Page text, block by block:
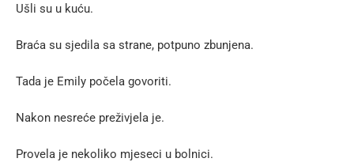
Ušli su u kuću.
Braća su sjedila sa strane, potpuno zbunjena.
Tada je Emily počela govoriti.
Nakon nesreće preživjela je.
Provela je nekoliko mjeseci u bolnici.